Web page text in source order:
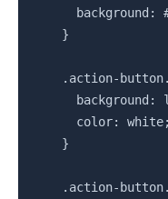
background:
    }
.action-
background:
      color: white;
    }
.action-